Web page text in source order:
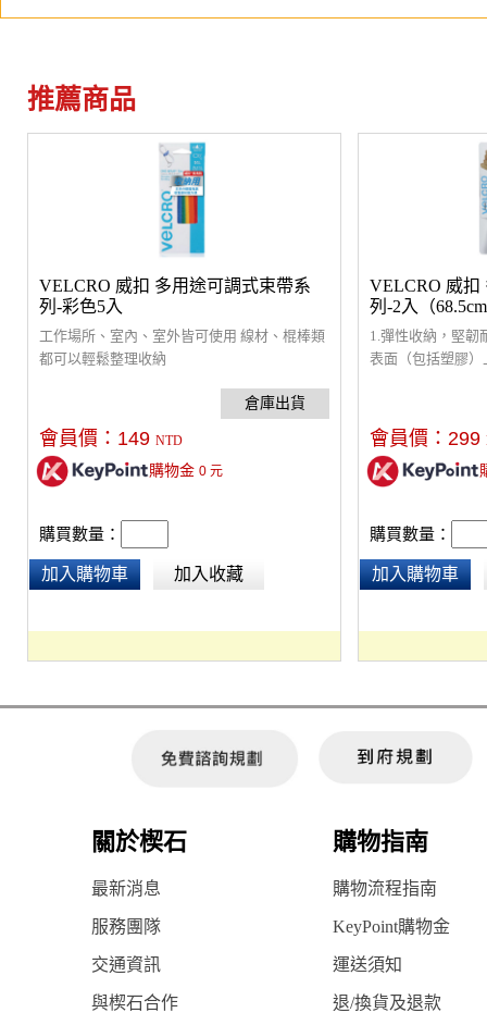
推薦商品
VELCRO 威扣 多用途可調式束帶系
列-彩色5入
工作場所、室內、室外皆可使用 線材、棍棒類
都可以輕鬆整理收納
會員價： 149 NTD
購物金 0元
購買數量：
加入購物車 加入收藏
VELCRO 威扣
列-2入（
1.彈性收納，堅韌
表面（包括塑膠
會員價： 299
購買數量：
加入購物車
關於楔石 購物指南
最新消息 購物流程指南
服務團隊 KeyPoint購物金
交通資訊 運送須知
與楔石合作 退/換貨及退款